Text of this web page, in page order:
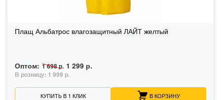
Плащ Альбатрос влагозащитный ЛАЙТ желтый
Оптом: 1 698 р. 1 299 р.
В розницу: 1 999 р.
КУПИТЬ В 1 КЛИК В КОРЗИНУ